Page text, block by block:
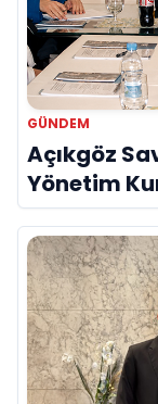
GÜNDEM
Açıkgöz
Yönetim
Savunma
Vurgusu